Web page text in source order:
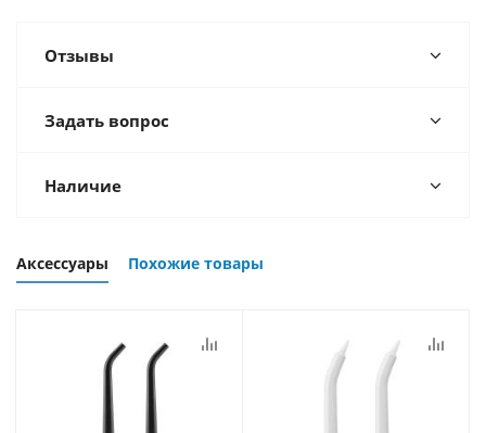
Отзывы
Задать вопрос
Наличие
Аксессуары Похожие товары